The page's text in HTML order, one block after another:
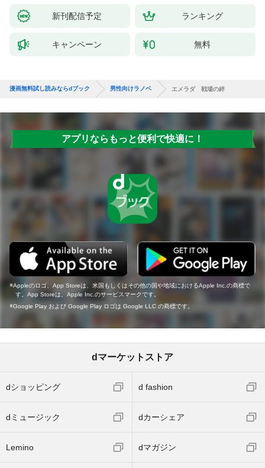
新刊配信予定 ランキング
キャンペーン 無料
漫画無料試し読みならdブック 男性向けラノベ エメラダ 戦場の絆
アプリならもっと便利で快適に！
Appleのロゴ、App Storeは、米国もしくはその他の国や地域におけるApple Inc.の商標で
す。App Storeは、Apple Inc.のサービスマークです。
Google Play および Google Play ロゴは Google LLC の商標です。
dマーケットストア
dショッピング d fashion
dミュージック dカーシェア
Lemino dマガジン